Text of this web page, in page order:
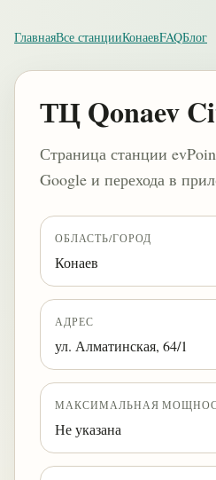
ГлавнаяВсе станцииКонаевFAQБлог
ТЦ Qonaev
Страница станции
Google и перехода в
ОБЛАСТЬ/ГОРОД
Конаев
АДРЕС
ул. Алматинская, 64/1
МАКСИМАЛЬНАЯ
Не указана